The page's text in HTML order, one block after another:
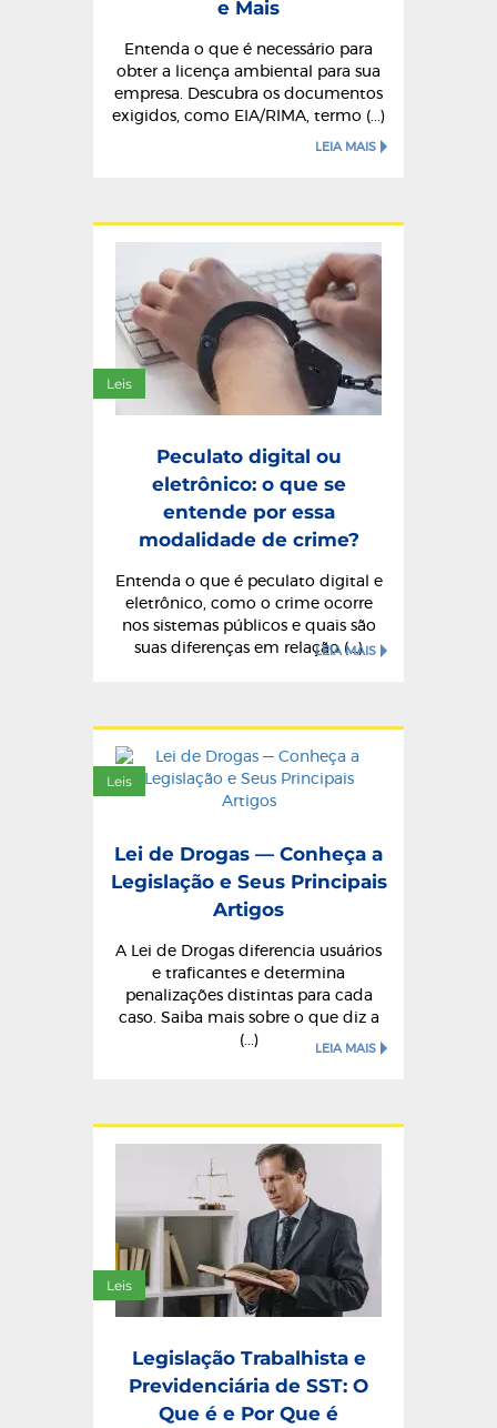
e Mais
Entenda o que é necessário para
obter a licença ambiental para sua
empresa. Descubra os documentos
exigidos, como EIA/RIMA, termo (...)
LEIA MAIS
Leis
Peculato digital ou
eletrônico: o que se
entende por essa
modalidade de crime?
Entenda o que é peculato digital e
eletrônico, como o crime ocorre
nos sistemas públicos e quais são
suas diferenças em relação (...)
LEIA MAIS
Leis
Lei de Drogas — Conheça a
Legislação e Seus Principais
Artigos
A Lei de Drogas diferencia usuários
e traficantes e determina
penalizações distintas para cada
caso. Saiba mais sobre o que diz a
(...)
LEIA MAIS
Leis
Legislação Trabalhista e
Previdenciária de SST: O
Que é e Por Que é